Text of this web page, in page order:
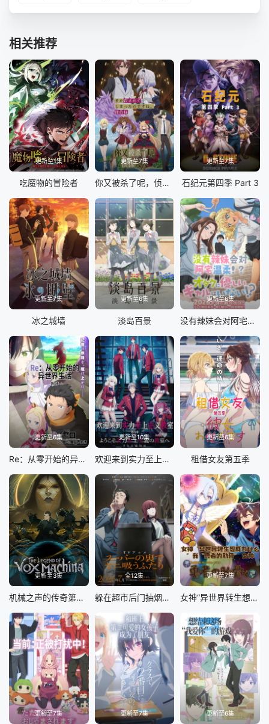
相关推荐
更新至1集
吃魔物的冒险者
更新至7集
你又被杀了呢，侦探大人
更新至7集
石纪元第四季 Part 3
更新至7集
冰之城墙
更新至6集
淡岛百景
更新至6集
没有辣妹会对阿宅温柔!?
更新至6集
Re：从零开始的异世界生活第四季
更新至10集
欢迎来到实力至上主义教室第四季
更新至6集
租借女友第五季
更新至3集
机械之声的传奇第四季
全12集
躲在超市后门抽烟的两人
更新至7集
女神“异世界转生想成为什么”我“勇者的肋骨”
更新至7集 更新至7集 更新至6集